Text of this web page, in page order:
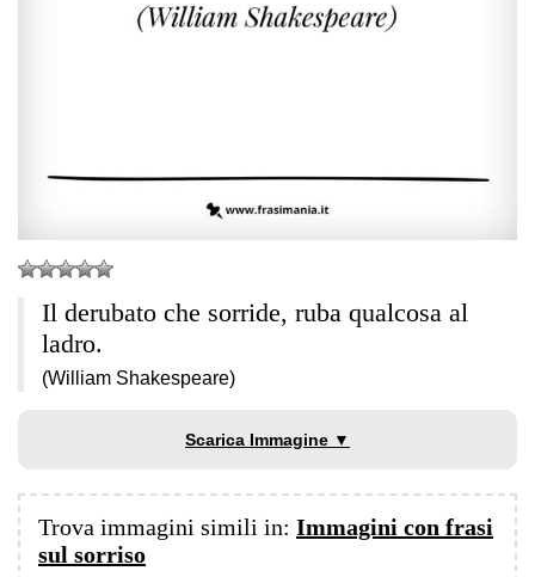
Il derubato che sorride, ruba qualcosa al
ladro.
(William Shakespeare)
Scarica Immagine ▼
Trova immagini simili in: Immagini con frasi
sul sorriso